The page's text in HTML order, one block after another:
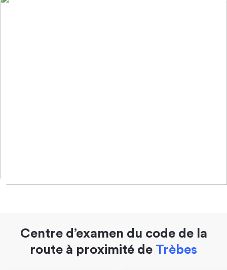
Centre d’examen du code de la
route à proximité de Trèbes